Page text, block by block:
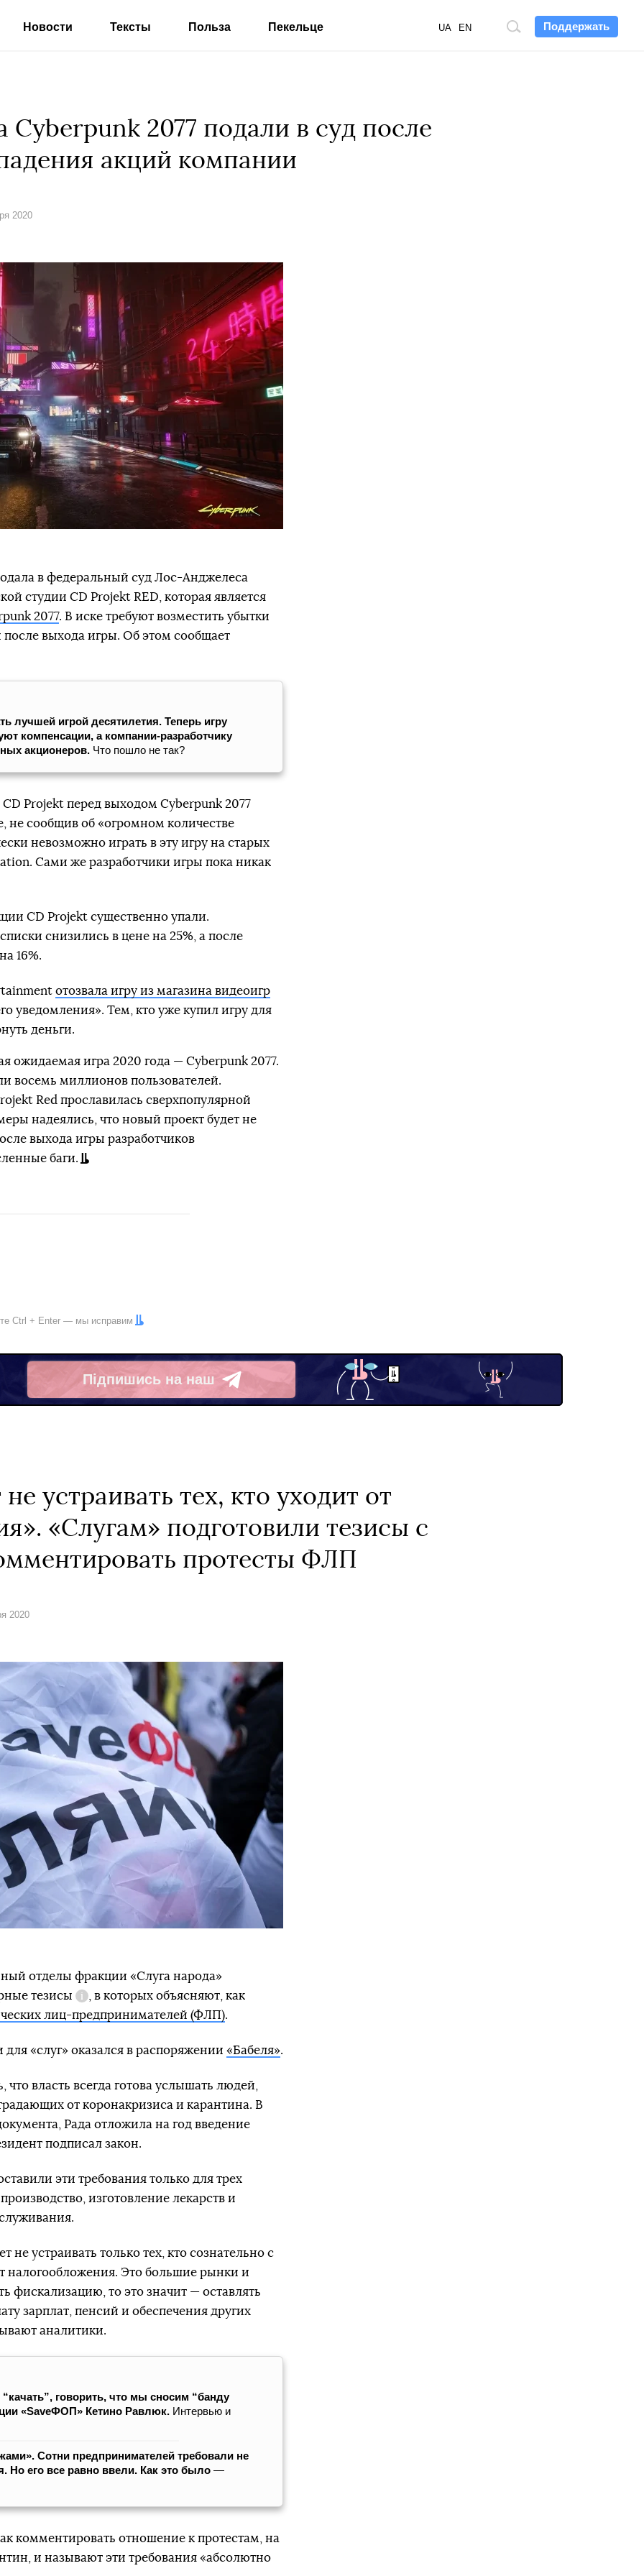
Поддержать
Поиск
UA EN
Новости Тексты Польза Пекельце
Cyberpunk 2077 подали в суд после
акций компании
2020
в федеральный суд Лос-Анджелеса
студии CD Projekt RED, которая является
2077. В иске требуют возместить убытки
после выхода игры. Об этом сообщает
лучшей игрой десятилетия. Теперь игру
компенсации, а компании-разработчику
акционеров. Что пошло не так?
Projekt перед выходом Cyberpunk 2077
не сообщив об «огромном количестве
невозможно играть в эту игру на старых
Сами же разработчики игры пока никак
CD Projekt существенно упали.
снизились в цене на 25%, а после
16%.
отозвала игру из магазина видеоигр
уведомления». Тем, кто уже купил игру для
деньги.
ожидаемая игра 2020 года — Cyberpunk 2077.
восемь миллионов пользователей.
Red прославилась сверхпопулярной
надеялись, что новый проект будет не
выхода игры разработчиков
баги.
Ctrl + Enter — мы исправим
Підпишись на наш
Telegram
устраивать тех, кто уходит от
«Слугам» подготовили тезисы с
протесты ФЛП
2020
отделы фракции «Слуга народа»
тезисы
Справка
, в которых объясняют, как
лиц-предпринимателей (ФЛП).
«слуг» оказался в распоряжении «Бабеля».
что власть всегда готова услышать людей,
от коронакризиса и карантина. В
Рада отложила на год введение
подписал закон.
эти требования только для трех
изготовление лекарств и
устраивать только тех, кто сознательно с
Это большие рынки и
фискализацию, то это значит — оставлять
зарплат, пенсий и обеспечения других
аналитики.
говорить, что мы сносим “банду
«SaveФОП» Кетино Равлюк. Интервью и
Сотни предпринимателей требовали не
Но его все равно ввели. Как это было —
комментировать отношение к протестам, на
и называют эти требования «абсолютно